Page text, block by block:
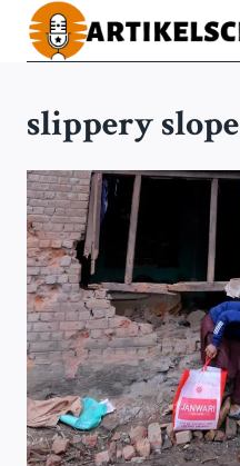
Doorgaan
naar
slippery slope